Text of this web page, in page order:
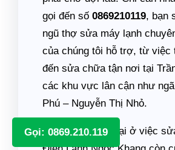
Gọi: 0869.210.119
gọi đến số 0869210119, bạn
ngũ thợ sửa máy lạnh
của chúng tôi hỗ trợ, từ việc
đến sửa chữa tận nơi tại
các khu vực lân cận như
Phú – Nguyễn Thị Nhỏ.
Không chỉ dừng lại ở việc